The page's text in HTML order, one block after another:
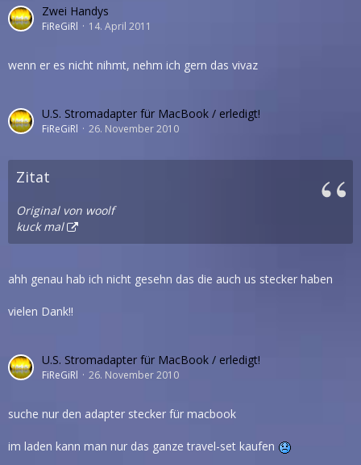
Zwei Handys
FiReGiRl 14. April 2011
wenn er es nicht nihmt, nehm ich gern das vivaz
U.S. Stromadapter für MacBook / erledigt!
FiReGiRl 26. November 2010
Zitat
Original von woolf
kuck mal
ahh genau hab ich nicht gesehn das die auch us stecker haben
vielen Dank!!
U.S. Stromadapter für MacBook / erledigt!
FiReGiRl 26. November 2010
suche nur den adapter stecker für macbook
im laden kann man nur das ganze travel-set kaufen